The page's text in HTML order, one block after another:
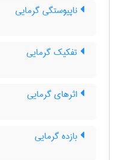
ناپیوستگی گرمایی
تفکیک گرمایی
اثرهای گرمایی
بازده گرمایی